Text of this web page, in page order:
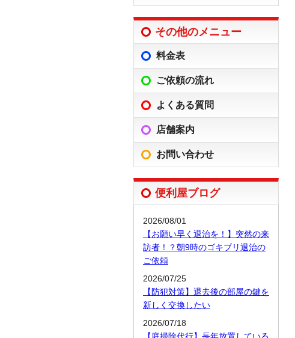
その他のメニュー
料金表
ご依頼の流れ
よくある質問
店舗案内
お問い合わせ
便利屋ブログ
2026/08/01
【お願い早く退治を！】突然の来
訪者！？朝9時のゴキブリ退治の
ご依頼
2026/07/25
【防犯対策】退去後の部屋の鍵を
新しく交換したい
2026/07/18